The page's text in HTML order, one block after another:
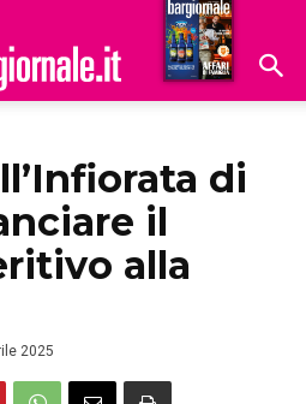
Hoteldomani
di
il
alla
2025